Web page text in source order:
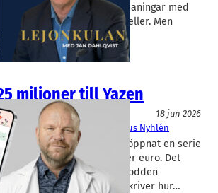
största utmaningar med
för framtidens bränsleceller. Men
svala…
miljoner till Yazen
18 jun 2026
, Yazen Health Magnus Nyhlén
Yazen har öppnat en serie
på omkring 30 miljoner euro. Det
vd Magnus Nyhlén i podden
där han också beskriver hur…